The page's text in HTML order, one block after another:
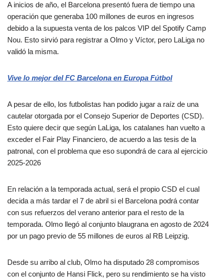
A inicios de año, el Barcelona presentó fuera de tiempo una
operación que generaba 100 millones de euros en ingresos
debido a la supuesta venta de los palcos VIP del Spotify Camp
Nou. Esto sirvió para registrar a Olmo y Víctor, pero LaLiga no
validó la misma.
Vive lo mejor del FC Barcelona en Europa Fútbol
A pesar de ello, los futbolistas han podido jugar a raíz de una
cautelar otorgada por el Consejo Superior de Deportes (CSD).
Esto quiere decir que según LaLiga, los catalanes han vuelto a
exceder el Fair Play Financiero, de acuerdo a las tesis de la
patronal, con el problema que eso supondrá de cara al ejercicio
2025-2026
En relación a la temporada actual, será el propio CSD el cual
decida a más tardar el 7 de abril si el Barcelona podrá contar
con sus refuerzos del verano anterior para el resto de la
temporada. Olmo llegó al conjunto blaugrana en agosto de 2024
por un pago previo de 55 millones de euros al RB Leipzig.
Desde su arribo al club, Olmo ha disputado 28 compromisos
con el conjunto de Hansi Flick, pero su rendimiento se ha visto